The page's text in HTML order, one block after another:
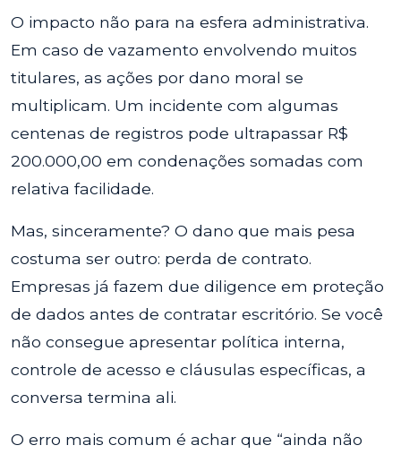
O impacto não para na esfera administrativa.
Em caso de vazamento envolvendo muitos
titulares, as ações por dano moral se
multiplicam. Um incidente com algumas
centenas de registros pode ultrapassar R$
200.000,00 em condenações somadas com
relativa facilidade.
Mas, sinceramente? O dano que mais pesa
costuma ser outro: perda de contrato.
Empresas já fazem due diligence em proteção
de dados antes de contratar escritório. Se você
não consegue apresentar política interna,
controle de acesso e cláusulas específicas, a
conversa termina ali.
O erro mais comum é achar que “ainda não